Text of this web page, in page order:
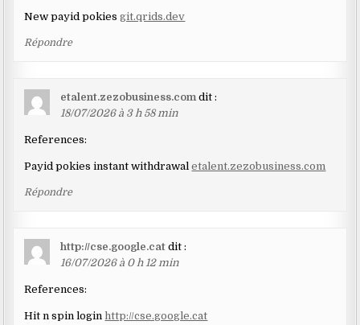
New payid pokiesgit.qrids.dev
Répondre
etalent.zezobusiness.com dit :
18/07/2026 à 3 h 58 min
References:
Payid pokies instant withdrawaletalent.zezobusiness.com
Répondre
http://cse.google.cat dit :
16/07/2026 à 0 h 12 min
References:
Hit n spin loginhttp://cse.google.cat